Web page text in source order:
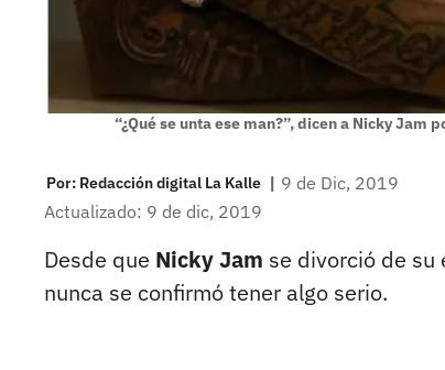
“¿Qué se unta ese man?”, dicen a Nicky
Por: Redacción digital La Kalle | 9 de Dic, 2019
Actualizado: 9 de dic, 2019
Desde que Nicky Jam se divorció de su
nunca se confirmó tener algo serio.